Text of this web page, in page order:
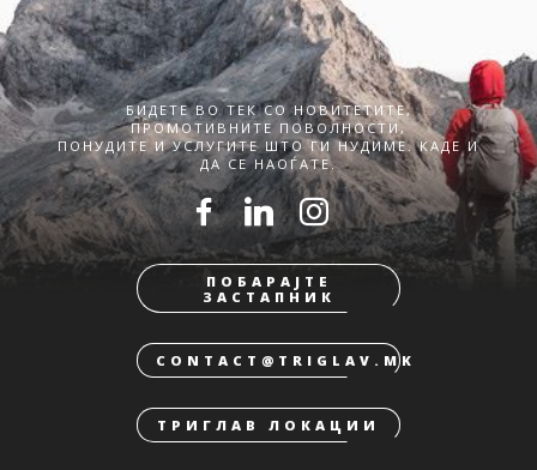
БИДЕТЕ ВО ТЕК СО НОВИТЕТИТЕ,
ПРОМОТИВНИТЕ ПОВОЛНОСТИ,
ПОНУДИТЕ И УСЛУГИТЕ ШТО ГИ НУДИМЕ. КАДЕ И
ДА СЕ НАОЃАТЕ.
ПОБАРАЈТЕ
ЗАСТАПНИК
CONTACT@TRIGLAV.MK
ТРИГЛАВ ЛОКАЦИИ